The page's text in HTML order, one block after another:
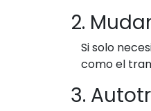
2.
Si solo
como el
3.